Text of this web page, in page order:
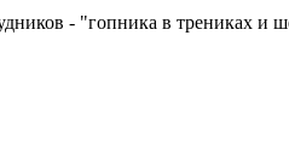
- "гопника в трениках и